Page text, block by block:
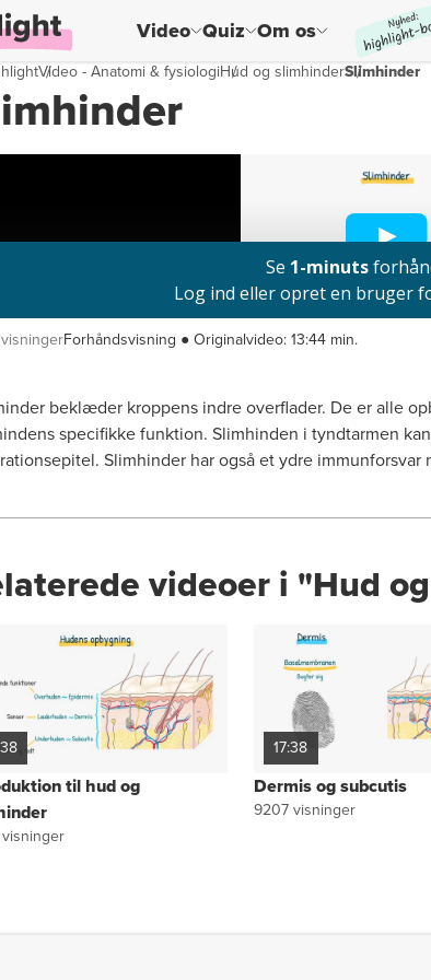
Video Quiz Om os
Video - Anatomi & fysiologiHud og slimhinderSlimhinder
Forhåndsvisning ● Originalvideo:13:44 min.
beklæder kroppens indre overflader. De er alle
specifikke funktion. Slimhinden i tyndtarmen
Slimhinder har også et ydre
videoer i "Hud
til hud og
visninger
17:38
Dermis og subcutis
9207visninger